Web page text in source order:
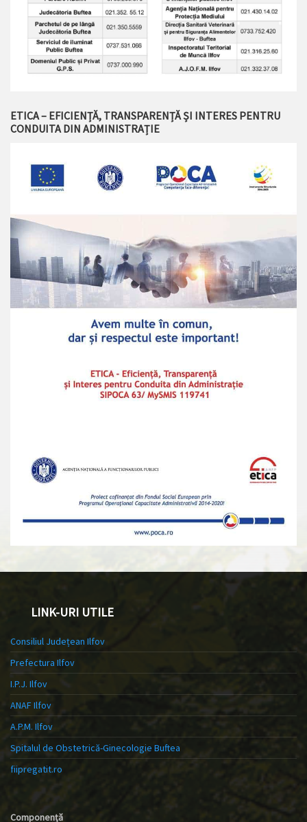
ETICA – EFICIENȚĂ, TRANSPARENȚĂ ȘI INTERES PENTRU
CONDUITA DIN ADMINISTRAȚIE
LINK-URI UTILE
Consiliul Județean Ilfov
Prefectura Ilfov
I.P.J. Ilfov
ANAF Ilfov
A.P.M. Ilfov
Spitalul de Obstetrică-Ginecologie Buftea
fiipregatit.ro
Componență